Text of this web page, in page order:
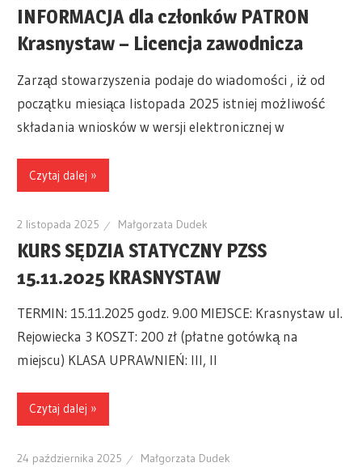
INFORMACJA dla członków PATRON
Krasnystaw – Licencja zawodnicza
Zarząd stowarzyszenia podaje do wiadomości , iż od
początku miesiąca listopada 2025 istniej możliwość
składania wniosków w wersji elektronicznej w
Czytaj dalej »
2 listopada 2025 Małgorzata Dudek
KURS SĘDZIA STATYCZNY PZSS
15.11.2025 KRASNYSTAW
TERMIN: 15.11.2025 godz. 9.00 MIEJSCE: Krasnystaw ul.
Rejowiecka 3 KOSZT: 200 zł (płatne gotówką na
miejscu) KLASA UPRAWNIEŃ: III, II
Czytaj dalej »
24 października 2025 Małgorzata Dudek